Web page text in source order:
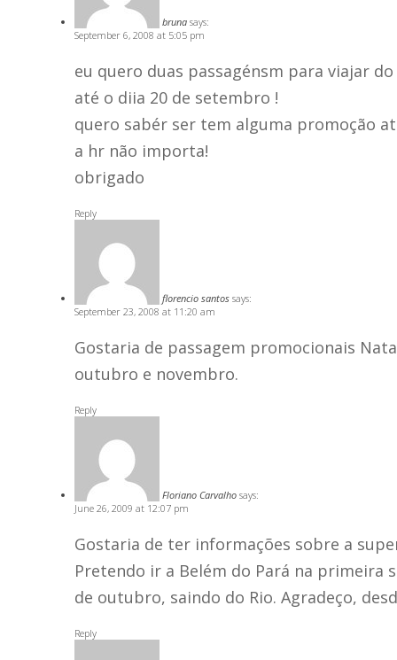
bruna says:
September 6, 2008 at 5:05 pm
eu quero duas passagénsm para viajar
até o diia 20 de setembro !
quero sabér ser tem alguma promoção
a hr não importa!
obrigado
Reply
florencio santos says:
September 23, 2008 at 11:20 am
Gostaria de passagem promocionais
outubro e novembro.
Reply
Floriano Carvalho says:
June 26, 2009 at 12:07 pm
Gostaria de ter informações sobre a
Pretendo ir a Belém do Pará na primeira
de outubro, saindo do Rio. Agradeço,
Reply